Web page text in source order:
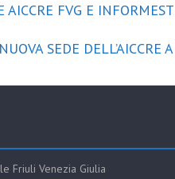
AICCRE FVG E
SEDE
Friuli Venezia Giulia